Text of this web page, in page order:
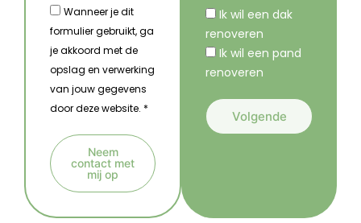
Wanneer je dit
formulier gebruikt, ga
je akkoord met de
opslag en verwerking
van jouw gegevens
door deze website. *
Neem
contact met
mij op
Ik wil een dak
renoveren
Ik wil een pand
renoveren
Volgende